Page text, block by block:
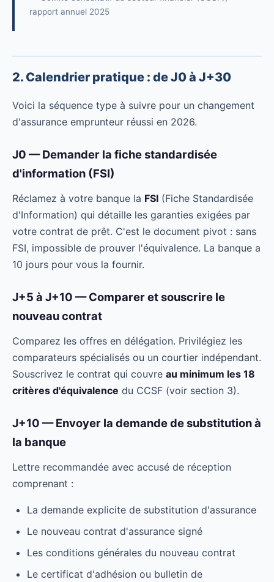
rapport annuel 2025
2. Calendrier pratique : de J0 à J+30
Voici la séquence type à suivre pour un changement
d'assurance emprunteur réussi en 2026.
J0 — Demander la fiche standardisée
d'information (FSI)
Réclamez à votre banque la FSI (Fiche Standardisée
d'Information) qui détaille les garanties exigées par
votre contrat de prêt. C'est le document pivot : sans
FSI, impossible de prouver l'équivalence. La banque a
10 jours pour vous la fournir.
J+5 à J+10 — Comparer et souscrire le
nouveau contrat
Comparez les offres en délégation. Privilégiez les
comparateurs spécialisés ou un courtier indépendant.
Souscrivez le contrat qui couvre au minimum les 18
critères d'équivalence du CCSF (voir section 3).
J+10 — Envoyer la demande de substitution à
la banque
Lettre recommandée avec accusé de réception
comprenant :
La demande explicite de substitution d'assurance
Le nouveau contrat d'assurance signé
Les conditions générales du nouveau contrat
Le certificat d'adhésion ou bulletin de